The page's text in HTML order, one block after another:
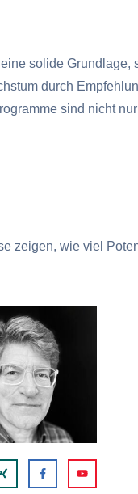
solide
durch
sind nicht
zeigen, wie viel